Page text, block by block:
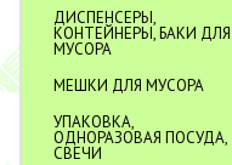
ДИСПЕНСЕРЫ,
КОНТЕЙНЕРЫ, БАКИ ДЛЯ
МУСОРА
МЕШКИ ДЛЯ МУСОРА
УПАКОВКА,
ОДНОРАЗОВАЯ ПОСУДА,
СВЕЧИ